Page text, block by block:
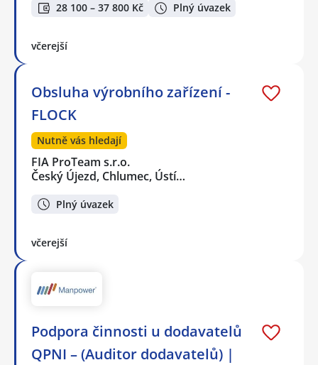
28 100 – 37 800 Kč Plný úvazek
včerejší
Obsluha výrobního zařízení -
FLOCK
Nutně vás hledají
FIA ProTeam s.r.o.
Český Újezd, Chlumec, Ústí…
Plný úvazek
včerejší
Podpora činnosti u dodavatelů
QPNI – (Auditor dodavatelů) |